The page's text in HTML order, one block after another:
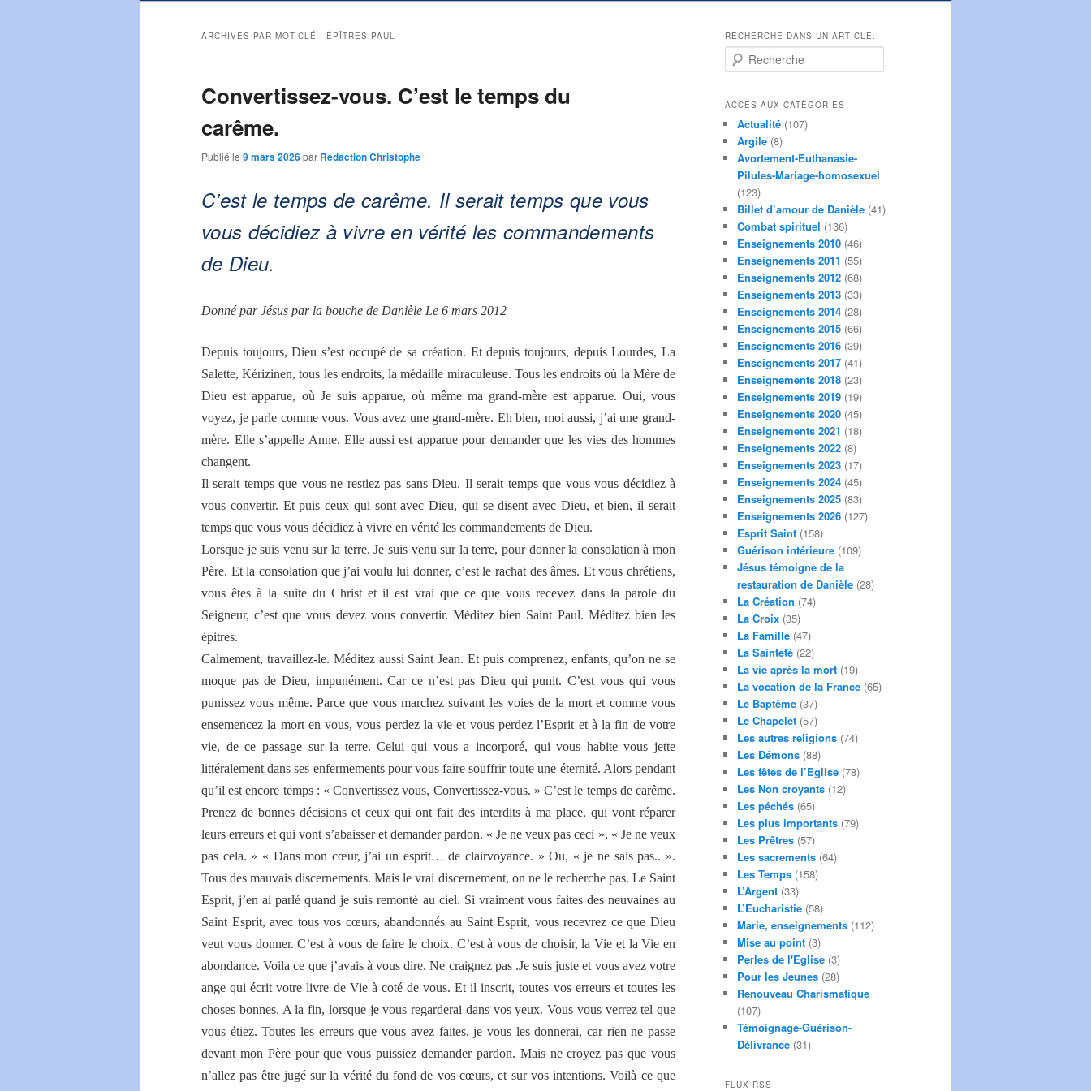
ARCHIVES PAR MOT-CLÉ : ÉPÎTRES PAUL
Convertissez-vous. C’est le temps du
carême.
Publié le 9 mars 2026par Rédaction Christophe
C’est le temps de carême. Il serait temps que vous
vous décidiez à vivre en vérité les commandements
de Dieu.
Donné par Jésus par la bouche de Danièle Le 6 mars 2012
Depuis toujours, Dieu s’est occupé de sa création. Et depuis toujours, depuis Lourdes, La
Salette, Kérizinen, tous les endroits, la médaille miraculeuse. Tous les endroits où la Mère de
Dieu est apparue, où Je suis apparue, où même ma grand-mère est apparue. Oui, vous
voyez, je parle comme vous. Vous avez une grand-mère. Eh bien, moi aussi, j’ai une grand-
mère. Elle s’appelle Anne. Elle aussi est apparue pour demander que les vies des hommes
changent.
Il serait temps que vous ne restiez pas sans Dieu. Il serait temps que vous vous décidiez à
vous convertir. Et puis ceux qui sont avec Dieu, qui se disent avec Dieu, et bien, il serait
temps que vous vous décidiez à vivre en vérité les commandements de Dieu.
Lorsque je suis venu sur la terre. Je suis venu sur la terre, pour donner la consolation à mon
Père. Et la consolation que j’ai voulu lui donner, c’est le rachat des âmes. Et vous chrétiens,
vous êtes à la suite du Christ et il est vrai que ce que vous recevez dans la parole du
Seigneur, c’est que vous devez vous convertir. Méditez bien Saint Paul. Méditez bien les
épitres.
Calmement, travaillez-le. Méditez aussi Saint Jean. Et puis comprenez, enfants, qu’on ne se
moque pas de Dieu, impunément. Car ce n’est pas Dieu qui punit. C’est vous qui vous
punissez vous même. Parce que vous marchez suivant les voies de la mort et comme vous
ensemencez la mort en vous, vous perdez la vie et vous perdez l’Esprit et à la fin de votre
vie, de ce passage sur la terre. Celui qui vous a incorporé, qui vous habite vous jette
littéralement dans ses enfermements pour vous faire souffrir toute une éternité. Alors pendant
qu’il est encore temps : « Convertissez vous, Convertissez-vous. » C’est le temps de carême.
Prenez de bonnes décisions et ceux qui ont fait des interdits à ma place, qui vont réparer
leurs erreurs et qui vont s’abaisser et demander pardon. « Je ne veux pas ceci », « Je ne veux
pas cela. » « Dans mon cœur, j’ai un esprit… de clairvoyance. » Ou, « je ne sais pas.. ».
Tous des mauvais discernements. Mais le vrai discernement, on ne le recherche pas. Le Saint
Esprit, j’en ai parlé quand je suis remonté au ciel. Si vraiment vous faites des neuvaines au
Saint Esprit, avec tous vos cœurs, abandonnés au Saint Esprit, vous recevrez ce que Dieu
veut vous donner. C’est à vous de faire le choix. C’est à vous de choisir, la Vie et la Vie en
abondance. Voila ce que j’avais à vous dire. Ne craignez pas .Je suis juste et vous avez votre
ange qui écrit votre livre de Vie à coté de vous. Et il inscrit, toutes vos erreurs et toutes les
choses bonnes. A la fin, lorsque je vous regarderai dans vos yeux. Vous vous verrez tel que
vous étiez. Toutes les erreurs que vous avez faites, je vous les donnerai, car rien ne passe
devant mon Père pour que vous puissiez demander pardon. Mais ne croyez pas que vous
n’allez pas être jugé sur la vérité du fond de vos cœurs, et sur vos intentions. Voilà ce que
RECHERCHE DANS UN ARTICLE.
e
h
c
h
ACCÉS AUX CATÈGORIES
Actualité (107)
Argile (8)
Avortement-Euthanasie-
Pilules-Mariage-homosexuel
(123)
Billet d’amour de Danièle (41)
Combat spirituel (136)
Enseignements 2010 (46)
Enseignements 2011 (55)
Enseignements 2012 (68)
Enseignements 2013 (33)
Enseignements 2014 (28)
Enseignements 2015 (66)
Enseignements 2016 (39)
Enseignements 2017 (41)
Enseignements 2018 (23)
Enseignements 2019 (19)
Enseignements 2020 (45)
Enseignements 2021 (18)
Enseignements 2022 (8)
Enseignements 2023 (17)
Enseignements 2024 (45)
Enseignements 2025 (83)
Enseignements 2026 (127)
Esprit Saint (158)
Guérison intérieure (109)
Jésus témoigne de la
restauration de Danièle (28)
La Création (74)
La Croix (35)
La Famille (47)
La Sainteté (22)
La vie après la mort (19)
La vocation de la France (65)
Le Baptême (37)
Le Chapelet (57)
Les autres religions (74)
Les Démons (88)
Les fêtes de l’Eglise (78)
Les Non croyants (12)
Les péchés (65)
Les plus importants (79)
Les Prêtres (57)
Les sacrements (64)
Les Temps (158)
L’Argent (33)
L’Eucharistie (58)
Marie, enseignements (112)
Mise au point (3)
Perles de l'Eglise (3)
Pour les Jeunes (28)
Renouveau Charismatique
(107)
Témoignage-Guérison-
Délivrance (31)
FLUX RSS